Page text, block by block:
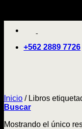
+562 2889 7726
Inicio /Libros
Buscar
Mostrando el único